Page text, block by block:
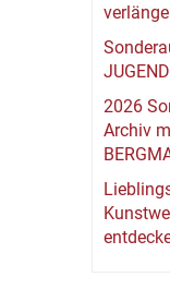
2026
Archiv